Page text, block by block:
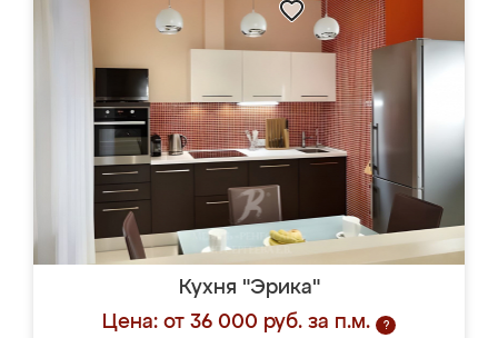
Кухня "Эрика"
Цена: от 36 000 руб. за п.м.
?